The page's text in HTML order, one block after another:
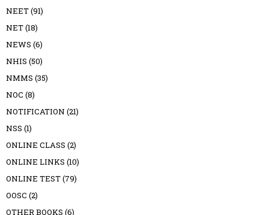
NEET(91)
NET(18)
NEWS (6)
NHIS (50)
NMMS (35)
NOC (8)
NOTIFICATION (21)
NSS (1)
ONLINE CLASS (2)
ONLINE LINKS (10)
ONLINE TEST(79)
OOSC (2)
OTHER BOOKS (6)